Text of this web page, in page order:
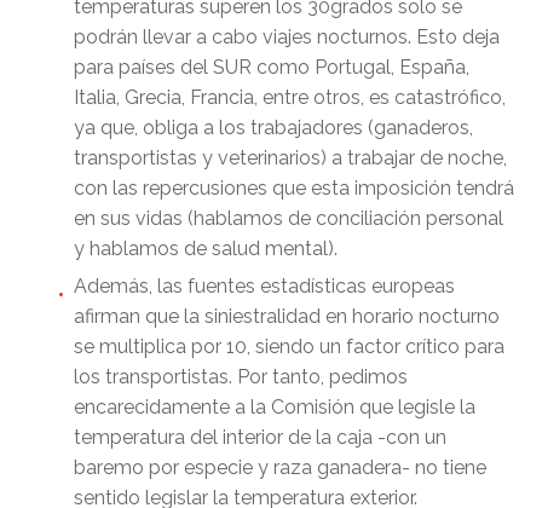
temperaturas superen los 30grados solo se
podrán llevar a cabo viajes nocturnos. Esto deja
para países del SUR como Portugal, España,
Italia, Grecia, Francia, entre otros, es catastrófico,
ya que, obliga a los trabajadores (ganaderos,
transportistas y veterinarios) a trabajar de noche,
con las repercusiones que esta imposición tendrá
en sus vidas (hablamos de conciliación personal
y hablamos de salud mental).
Además, las fuentes estadísticas europeas
afirman que la siniestralidad en horario nocturno
se multiplica por 10, siendo un factor crítico para
los transportistas. Por tanto, pedimos
encarecidamente a la Comisión que legisle la
temperatura del interior de la caja -con un
baremo por especie y raza ganadera- no tiene
sentido legislar la temperatura exterior.